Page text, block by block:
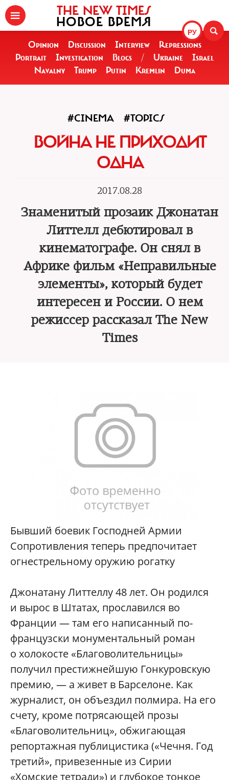
РУ
THE NEW TIMES
НОВОЕ ВРЕМЯ
Opinion Discussion Interview
Repressions
Portrait
Investigation Blogs / Ukraine
Israel
Navalny
Trump Putin Kremlin Duma
#CINEMA #TOPICS
ВОЙНА НЕ ПРИХОДИТ
ОДНА
2017.08.28
Знаменитый прозаик Джонатан
Литтелл дебютировал в
кинематографе. Он снял в
Африке фильм «Неправильные
элементы», который будет
интересен и России. О нем
режиссер рассказал The New
Times
Бывший боевик Господней Армии
Сопротивления теперь предпочитает
огнестрельному оружию рогатку
Джонатану Литтеллу 48 лет. Он родился
и вырос в Штатах, прославился во
Франции — там его написанный по-
французски монументальный роман
о холокосте «Благоволительницы»
получил престижнейшую Гонкуровскую
премию, — а живет в Барселоне. Как
журналист, он объездил полмира. На его
счету, кроме потрясающей прозы
«Благоволительниц», обжигающая
репортажная публицистика («Чечня. Год
третий», привезенные из Сирии
«Хомские тетради») и глубокое тонкое